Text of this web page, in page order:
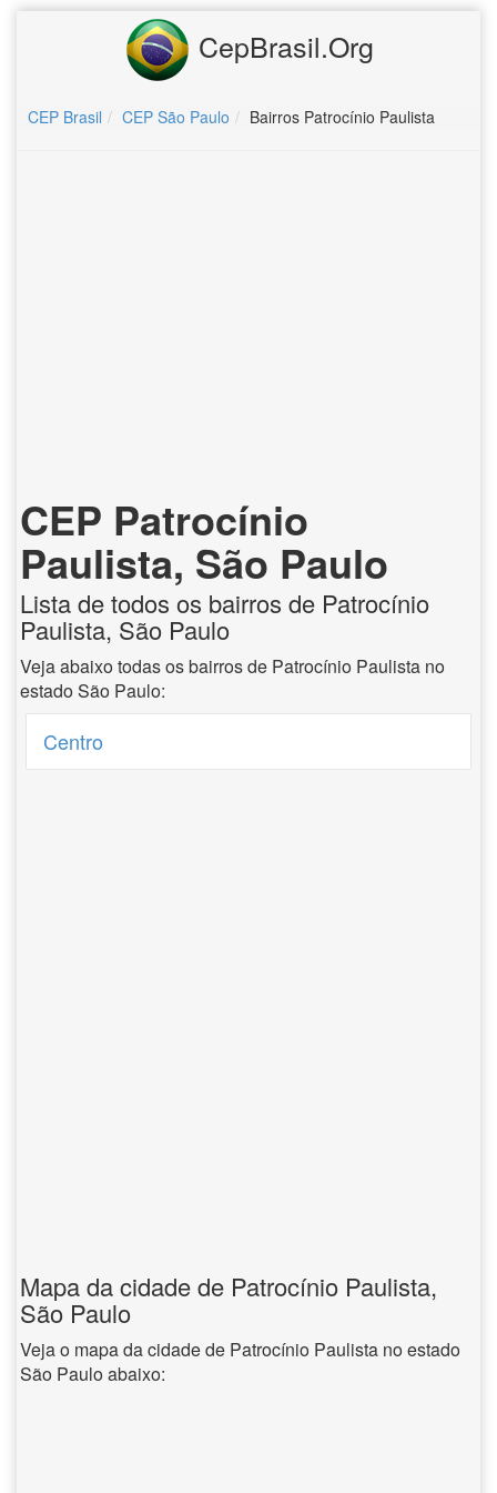
CepBrasil.Org
CEP Brasil CEP São Paulo Bairros Patrocínio Paulista
CEP Patrocínio
Paulista, São Paulo
Lista de todos os bairros de Patrocínio
Paulista, São Paulo
Veja abaixo todas os bairros de Patrocínio Paulista no
estado São Paulo:
Centro
Mapa da cidade de Patrocínio Paulista,
São Paulo
Veja o mapa da cidade de Patrocínio Paulista no estado
São Paulo abaixo: